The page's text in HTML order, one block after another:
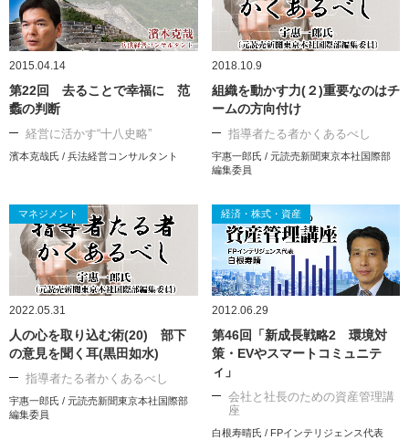
2015.04.14
第22回 去ることで幸福に 范
蠡の判断
経営に活かす“十八史略”
濱本克哉氏 / 兵法経営コンサルタント
2018.10.9
組織を動かす力(２)重要なのはチ
ームの方向付け
指導者たる者かくあるべし
宇惠一郎氏 / 元読売新聞東京本社国際部
編集委員
マネジメント
2022.05.31
人の心を取り込む術(20) 部下
の意見を聞く耳(黒田如水)
指導者たる者かくあるべし
宇惠一郎氏 / 元読売新聞東京本社国際部
編集委員
経済・株式・資産
2012.06.29
第46回「新成長戦略2 環境対
策・EVやスマートコミュニテ
ィ」
会社と社長のための資産管理講
座
白根寿晴氏 / FPインテリジェンス代表